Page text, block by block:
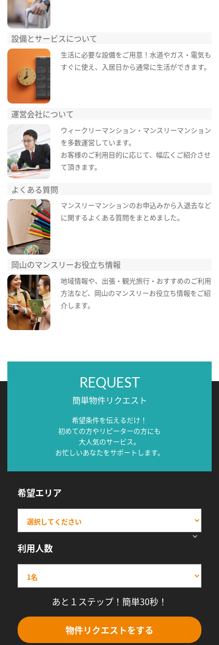
設備とサービスについて
生活に必要な設備をご用意！水道やガス・電気も
すぐに使え、入居日から通常に生活ができます。
運営会社について
ウィークリーマンション・マンスリーマンション
を多数運営しています。
お客様のご利用目的に応じて、幅広くご紹介させ
て頂きます。
よくある質問
マンスリーマンションのお申込みから入退去など
に関するよくある質問をまとめました。
岡山のマンスリーお役立ち情報
地域情報や、出張・観光旅行・おすすめのご利用
方法など、岡山のマンスリーお役立ち情報をご紹
介します。
REQUEST
簡単物件リクエスト
希望条件を伝えるだけ！
初めての方やリピーターの方にも
大人気のサービス。
お忙しいあなたをサポートします。
希望エリア
利用人数
あと１ステップ！簡単30秒！
物件リクエストをする